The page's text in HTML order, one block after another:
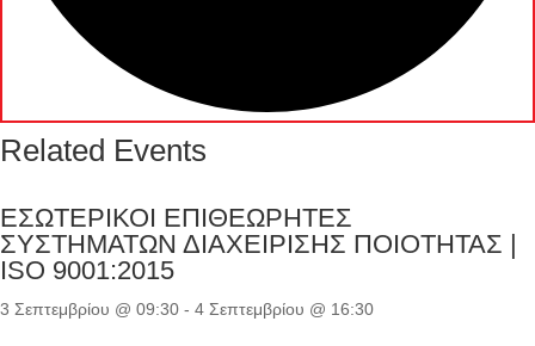
Related Events
ΕΣΩΤΕΡΙΚΟΙ ΕΠΙΘΕΩΡΗΤΕΣ
ΣΥΣΤΗΜΑΤΩΝ ΔΙΑΧΕΙΡΙΣΗΣ ΠΟΙΟΤΗΤΑΣ |
ISO 9001:2015
3 Σεπτεμβρίου @ 09:30 - 4 Σεπτεμβρίου @ 16:30